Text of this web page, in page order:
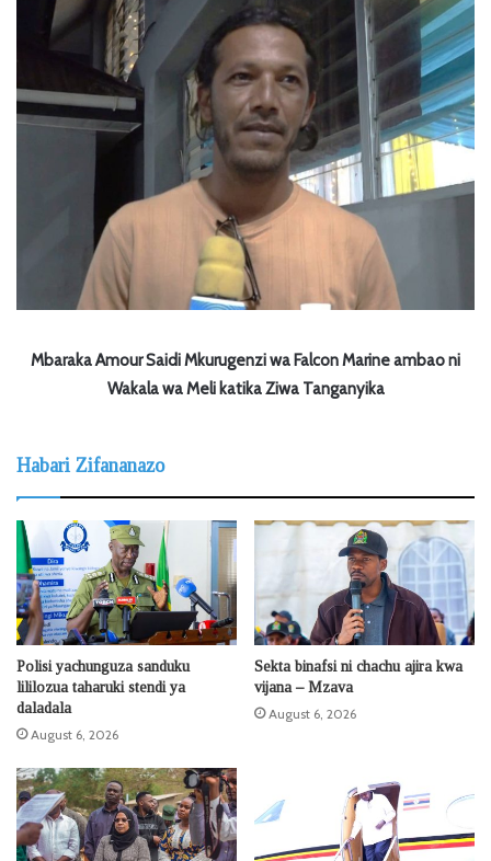
Mbaraka Amour Saidi Mkurugenzi wa Falcon Marine ambao ni
Wakala wa Meli katika Ziwa Tanganyika
Habari Zifananazo
Polisi yachunguza sanduku
lililozua taharuki stendi ya
daladala
August 6, 2026
Sekta binafsi ni chachu ajira kwa
vijana – Mzava
August 6, 2026